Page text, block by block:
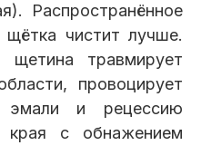
Распространённое
чистит лучше.
щетина травмирует
провоцирует
эмали и рецессию
края с обнажением